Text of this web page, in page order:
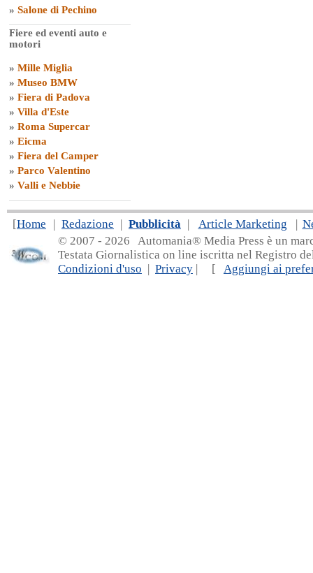
» Salone di Pechino
Fiere ed eventi auto e
motori
» Mille Miglia
» Museo BMW
» Fiera di Padova
» Villa d'Este
» Roma Supercar
» Eicma
» Fiera del Camper
» Parco Valentino
» Valli e Nebbie
[Home | Redazione | Pubblicità | Article Marketing |
© 2007 - 2026 Automania® Media Press è un
Testata Giornalistica on line iscritta nel Registro
Condizioni d'uso | Privacy | [ Aggiungi ai